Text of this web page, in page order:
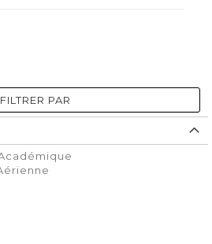
FILTRER PAR